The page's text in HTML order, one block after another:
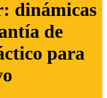
dinámicas
de
para